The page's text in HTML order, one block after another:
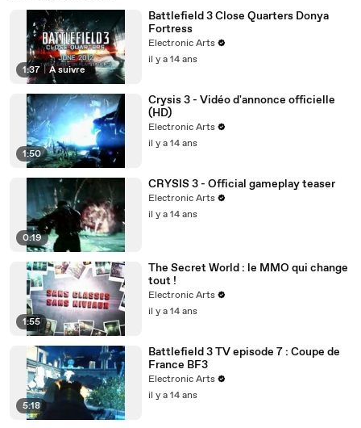
1:37 À suivre
Battlefield 3 Close Quarters Donya
Fortress
Electronic Arts
il y a 14 ans
1:50
Crysis 3 - Vidéo d'annonce officielle
(HD)
Electronic Arts
il y a 14 ans
0:19
CRYSIS 3 - Official gameplay teaser
Electronic Arts
il y a 14 ans
1:55
The Secret World : le MMO qui change
tout !
Electronic Arts
il y a 14 ans
5:18
Battlefield 3 TV episode 7 : Coupe de
France BF3
Electronic Arts
il y a 14 ans